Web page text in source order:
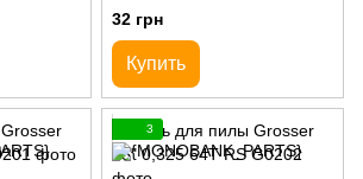
32 грн
Купить
3